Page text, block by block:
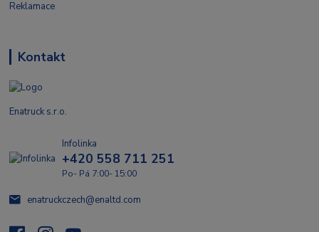
Reklamace
Kontakt
Enatruck s.r.o.
Infolinka
+420 558 711 251
Po- Pá 7:00- 15:00
enatruckczech@enaltd.com